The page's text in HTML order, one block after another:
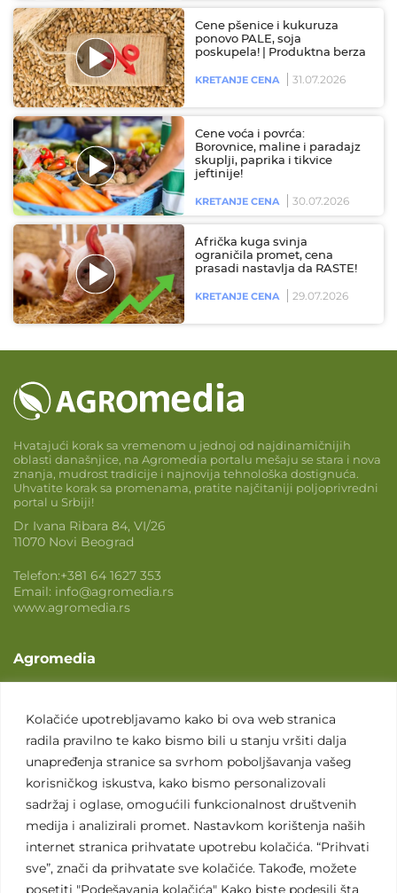
Kolačiće upotrebljavamo kako bi ova web stranica
radila pravilno te kako bismo bili u stanju vršiti dalja
unapređenja stranice sa svrhom poboljšavanja vašeg
korisničkog iskustva, kako bismo personalizovali
sadržaj i oglase, omogućili funkcionalnost društvenih
medija i analizirali promet. Nastavkom korištenja naših
internet stranica prihvatate upotrebu kolačića. “Prihvati
sve”, znači da prihvatate sve kolačiće. Takođe, možete
posetiti "Podešavanja kolačića" Kako biste podesili šta
Cene pšenice i kukuruza
ponovo PALE, soja
poskupela! | Produktna berza
KRETANJE CENA 31.07.2026
Cene voća i povrća:
Borovnice, maline i paradajz
skuplji, paprika i tikvice
jeftinije!
KRETANJE CENA 30.07.2026
Afrička kuga svinja
ograničila promet, cena
prasadi nastavlja da RASTE!
KRETANJE CENA 29.07.2026
Hvatajući korak sa vremenom u jednoj od najdinamičnijih
oblasti današnjice, na Agromedia portalu mešaju se stara i nova
znanja, mudrost tradicije i najnovija tehnološka dostignuća.
Uhvatite korak sa promenama, pratite najčitaniji poljoprivredni
portal u Srbiji!
Dr Ivana Ribara 84, VI/26
11070 Novi Beograd
Telefon:+381 64 1627 353
Email: info@agromedia.rs
www.agromedia.rs
Agromedia
Svet poljoprivrede
Marketing usluge
Tražimo saradnike
Kontakt
Kontakt